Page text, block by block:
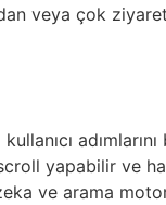
veya çok
yapabilir ve
ve arama